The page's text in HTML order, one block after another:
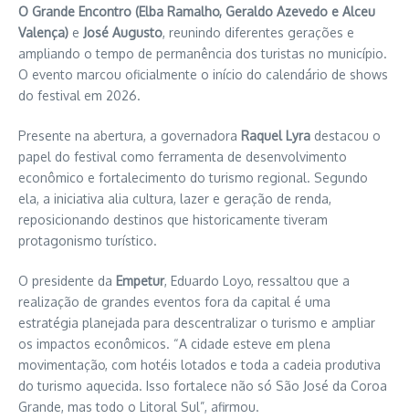
O Grande Encontro (Elba Ramalho, Geraldo Azevedo e Alceu
Valença) e José Augusto, reunindo diferentes gerações e
ampliando o tempo de permanência dos turistas no município.
O evento marcou oficialmente o início do calendário de shows
do festival em 2026.
Presente na abertura, a governadora Raquel Lyra destacou o
papel do festival como ferramenta de desenvolvimento
econômico e fortalecimento do turismo regional. Segundo
ela, a iniciativa alia cultura, lazer e geração de renda,
reposicionando destinos que historicamente tiveram
protagonismo turístico.
O presidente da Empetur, Eduardo Loyo, ressaltou que a
realização de grandes eventos fora da capital é uma
estratégia planejada para descentralizar o turismo e ampliar
os impactos econômicos. “A cidade esteve em plena
movimentação, com hotéis lotados e toda a cadeia produtiva
do turismo aquecida. Isso fortalece não só São José da Coroa
Grande, mas todo o Litoral Sul”, afirmou.